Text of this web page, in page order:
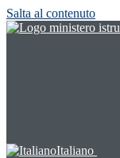
Salta al contenuto
Italiano